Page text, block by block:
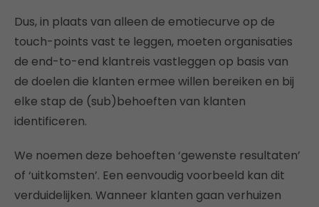
Dus, in plaats van alleen de emotiecurve op de
touch-points vast te leggen, moeten organisaties
de end-to-end klantreis vastleggen op basis van
de doelen die klanten ermee willen bereiken en bij
elke stap de (sub)behoeften van klanten
identificeren.
We noemen deze behoeften ‘gewenste resultaten’
of ‘uitkomsten’. Een eenvoudig voorbeeld kan dit
verduidelijken. Wanneer klanten gaan verhuizen